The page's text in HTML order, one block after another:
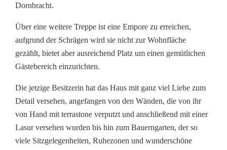
Dornbracht.
Über eine weitere Treppe ist eine Empore zu erreichen,
aufgrund der Schrägen wird sie nicht zur Wohnfläche
gezählt, bietet aber ausreichend Platz um einen gemütlichen
Gästebereich einzurichten.
Die jetzige Besitzerin hat das Haus mit ganz viel Liebe zum
Detail versehen, angefangen von den Wänden, die von ihr
von Hand mit terrastone verputzt und anschließend mit einer
Lasur versehen wurden bis hin zum Bauerngarten, der so
viele Sitzgelegenheiten, Ruhezonen und wunderschöne